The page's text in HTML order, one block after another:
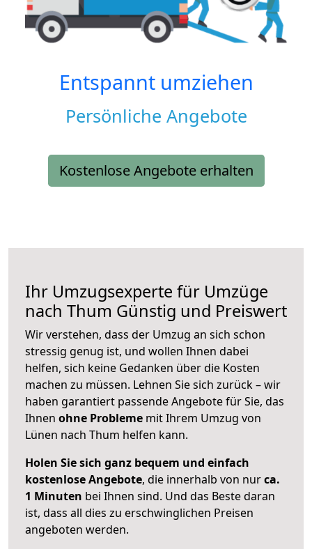
Entspannt umziehen
Persönliche Angebote
Kostenlose Angebote erhalten
Ihr Umzugsexperte für Umzüge
nach Thum Günstig und Preiswert
Wir verstehen, dass der Umzug an sich schon
stressig genug ist, und wollen Ihnen dabei
helfen, sich keine Gedanken über die Kosten
machen zu müssen. Lehnen Sie sich zurück – wir
haben garantiert passende Angebote für Sie, das
Ihnen ohne Probleme mit Ihrem Umzug von
Lünen nach Thum helfen kann.
Holen Sie sich ganz bequem und einfach
kostenlose Angebote, die innerhalb von nurca.
1 Minuten bei Ihnen sind. Und das Beste daran
ist, dass all dies zu erschwinglichen Preisen
angeboten werden.